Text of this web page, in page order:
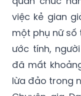
một phụ nữ số
ước tính,
đã mất
lừa đảo trong
Chuyên gia
cảnh báo